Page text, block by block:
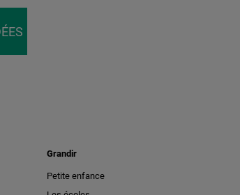
Grandir
Petite enfance